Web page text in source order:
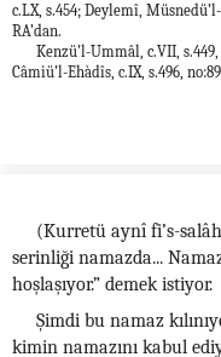
c.LX, s.454; Deylemî,
RA’dan.
Kenzü’l-Ummâl, c.VII, s.449,
Câmiü’l-Ehàdîs, c.IX, s.496,
(Kurretü aynî fi’s-
serinliği namazda...
hoşlaşıyor.” demek istiyor.
Şimdi bu namaz
kimin namazını kabul